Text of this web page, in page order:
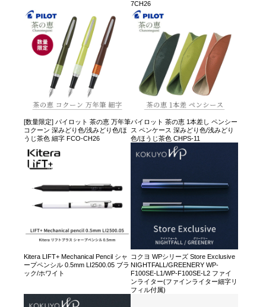
7CH26
[数量限定] パイロット 茶の恵 万年筆
コクーン 深みどり色/浅みどり色/ほ
うじ茶色 細字 FCO-CH26
パイロット 茶の恵 1本差し ペンシー
ス ペンケース 深みどり色/浅みどり
色/ほうじ茶色 CHPS-11
Kitera LIFT+ Mechanical Pencil シャ
ープペンシル 0.5mm LI2500.05 ブラ
ック/ホワイト
コクヨ WPシリーズ Store Exclusive
NIGHTFALL/GREENERY WP-
F100SE-L1/WP-F100SE-L2 ファイ
ンライター(ファインライター細字リ
フィル付属)